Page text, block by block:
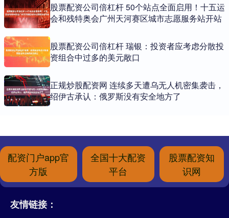
股票配资公司倍杠杆 50个站点全面启用！十五运
会和残特奥会广州天河赛区城市志愿服务站开站
股票配资公司倍杠杆 瑞银：投资者应考虑分散投
资组合中过多的美元敞口
正规炒股配资网 连续多天遭乌无人机密集袭击，
绍伊古承认：俄罗斯没有安全地方了
配资门户app官
方版
全国十大配资
平台
股票配资知
识网
友情链接：